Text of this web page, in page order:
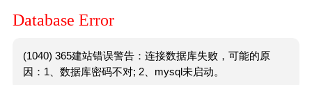
Database Error
(1040) 365建站错误警告：连接数据库失败，可能的原
因：1、数据库密码不对; 2、mysql未启动。